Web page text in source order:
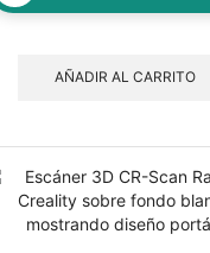
AÑADIR AL CARRITO